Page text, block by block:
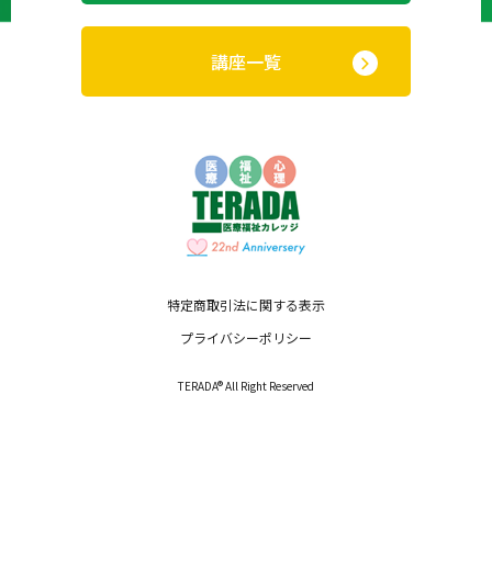
講座一覧
特定商取引法に関する表示
プライバシーポリシー
TERADA® All Right Reserved